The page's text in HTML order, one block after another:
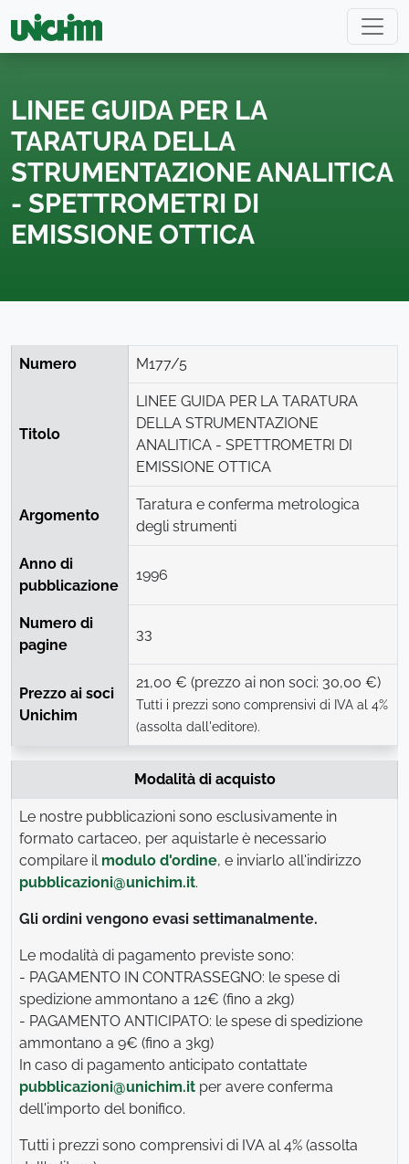
LINEE GUIDA PER LA
TARATURA DELLA
STRUMENTAZIONE ANALITICA
- SPETTROMETRI DI
EMISSIONE OTTICA
Numero M177/5
Titolo
LINEE GUIDA PER LA TARATURA
DELLA STRUMENTAZIONE
ANALITICA - SPETTROMETRI DI
EMISSIONE OTTICA
Argomento
Taratura e conferma metrologica
degli strumenti
Anno di
pubblicazione
1996
Numero di
pagine
33
Prezzo ai soci
Unichim
21,00 € (prezzo ai non soci: 30,00 €)
Tutti i prezzi sono comprensivi di IVA al 4%
(assolta dall'editore).
Modalità di acquisto
Le nostre pubblicazioni sono esclusivamente in
formato cartaceo, per aquistarle è necessario
compilare il modulo d'ordine, e inviarlo all'indirizzo
pubblicazioni@unichim.it.
Gli ordini vengono evasi settimanalmente.
Le modalità di pagamento previste sono:
- PAGAMENTO IN CONTRASSEGNO: le spese di
spedizione ammontano a 12€ (fino a 2kg)
- PAGAMENTO ANTICIPATO: le spese di spedizione
ammontano a 9€ (fino a 3kg)
In caso di pagamento anticipato contattate
pubblicazioni@unichim.it per avere conferma
dell'importo del bonifico.
Tutti i prezzi sono comprensivi di IVA al 4% (assolta